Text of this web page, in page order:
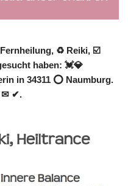
♻ Reiki, ☑️
haben: 💓️💎
in 34311 ⭕ Naumburg.
✉ ✔.